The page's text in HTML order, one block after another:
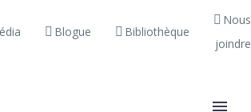
Blogue Bibliothèque
Nous
joindre